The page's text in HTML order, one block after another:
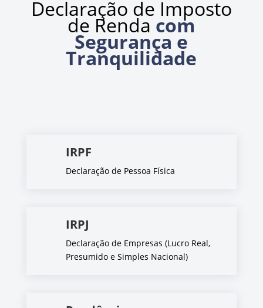
Declaração de Imposto
de Renda com
Segurança e
Tranquilidade
IRPF
Declaração de Pessoa Física
IRPJ
Declaração de Empresas (Lucro Real,
Presumido e Simples Nacional)